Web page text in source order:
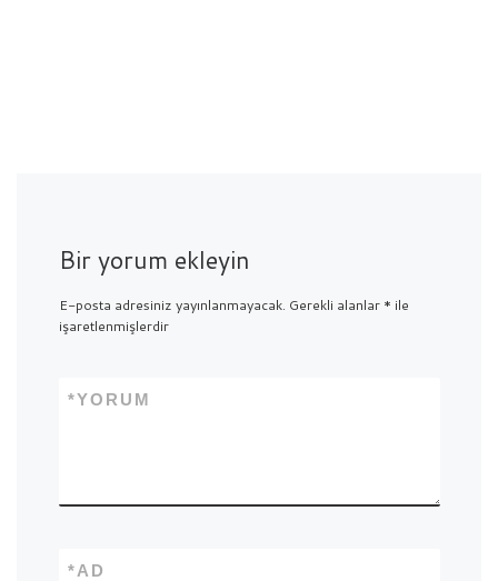
Bir yorum ekleyin
E-posta adresiniz yayınlanmayacak. Gerekli alanlar * ile
işaretlenmişlerdir
YORUM
*
AD
*